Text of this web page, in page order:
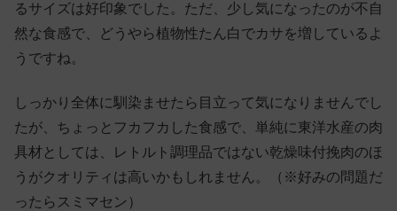
るサイズは好印象でした。ただ、少し気になったのが不自
然な食感で、どうやら植物性たん白でカサを増しているよ
うですね。
しっかり全体に馴染ませたら目立って気になりませんでし
たが、ちょっとフカフカした食感で、単純に東洋水産の肉
具材としては、レトルト調理品ではない乾燥味付挽肉のほ
うがクオリティは高いかもしれません。（※好みの問題だ
ったらスミマセン）